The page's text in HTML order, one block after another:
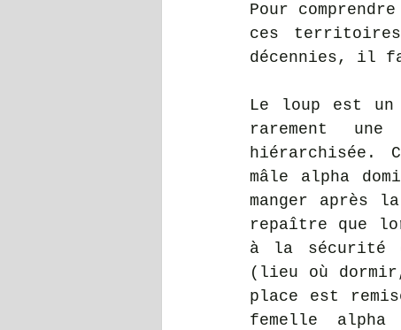
Pour
ces
décennies, il
Le loup est un
rarement
hiérarchisée.
mâle alpha
manger après
repaître que
à la sécurité
(lieu où
place est
femelle